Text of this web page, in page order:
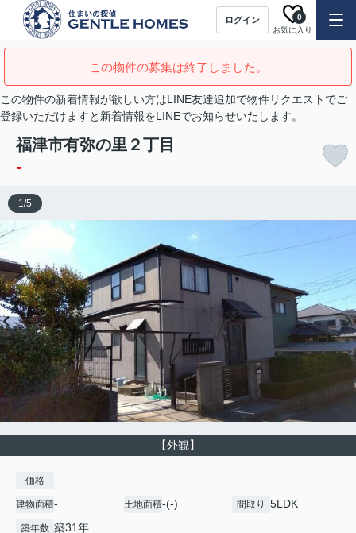
ログイン
お気に入り
0
この物件の募集は終了しました。
この物件の新着情報が欲しい方はLINE友達追加で物件リクエストでご
登録いただけますと新着情報をLINEでお知らせいたします。
福津市有弥の里２丁目
-
【外観】
1/5
価格 -
建物面積- 土地面積-(-) 間取り 5LDK
築年数 築31年